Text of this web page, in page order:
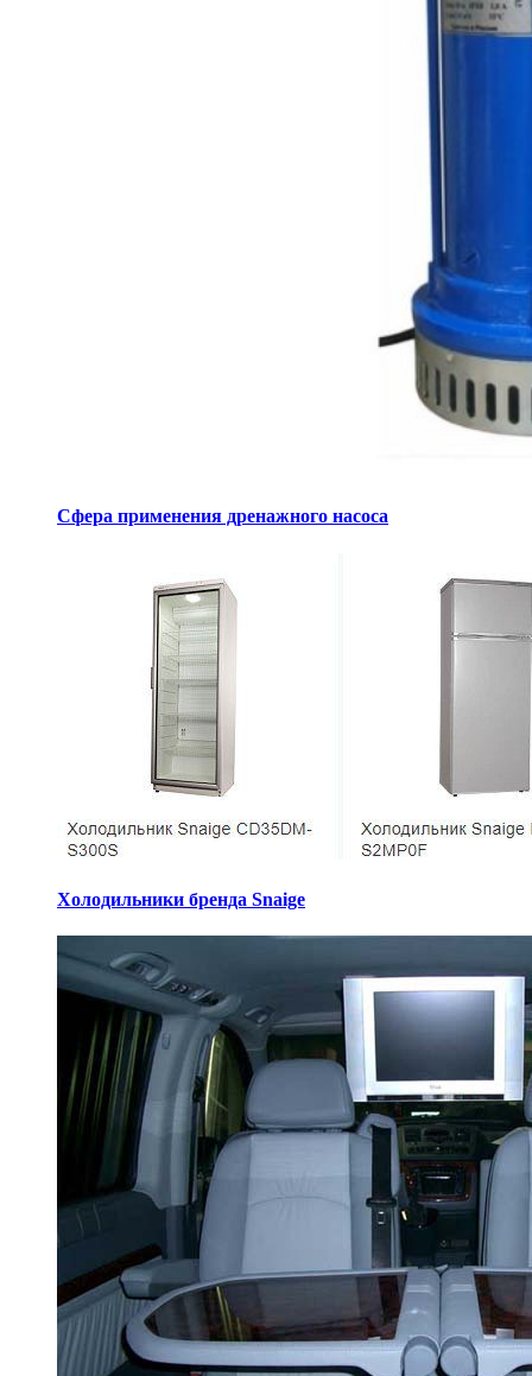
Сфера применения дренажного насоса
Холодильники бренда Snaige